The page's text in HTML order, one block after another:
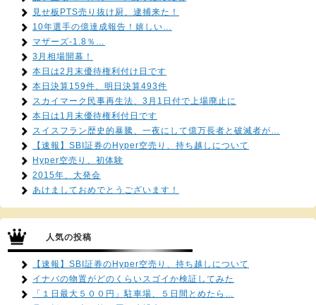
見せ板PTS売り抜け厨、逮捕来た！
10年選手の億達成報告！嬉しい…
マザーズ-1.8％…
3月相場開幕！
本日は2月末優待権利付け日です
本日決算159件、明日決算493件
スカイマーク民事再生法、3月1日付で上場廃止に
本日は1月末優待権利付日です
スイスフラン歴史的暴騰、一夜にして億万長者と破滅者が…
【速報】SBI証券のHyper空売り、持ち越しについて
Hyper空売り、初体験
2015年、大発会
あけましておめでとうございます！
人気の投稿
【速報】SBI証券のHyper空売り、持ち越しについて
イナバの物置がどのくらいスゴイか検証してみた
「１日最大５００円」駐車場、５日間とめたら…